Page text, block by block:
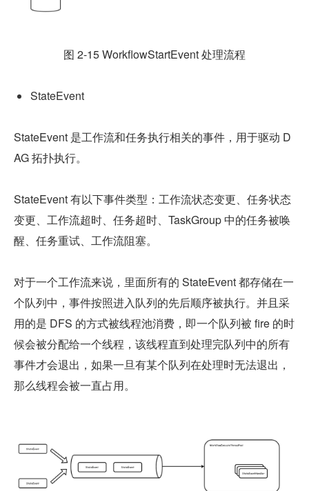
图 2-15 WorkflowStartEvent 处理流程
StateEvent
StateEvent 是工作流和任务执行相关的事件，用于驱动 D
AG 拓扑执行。
StateEvent 有以下事件类型：工作流状态变更、任务状态
变更、工作流超时、任务超时、TaskGroup 中的任务被唤
醒、任务重试、工作流阻塞。
对于一个工作流来说，里面所有的 StateEvent 都存储在一
个队列中，事件按照进入队列的先后顺序被执行。并且采
用的是 DFS 的方式被线程池消费，即一个队列被 fire 的时
候会被分配给一个线程，该线程直到处理完队列中的所有
事件才会退出，如果一旦有某个队列在处理时无法退出，
那么线程会被一直占用。